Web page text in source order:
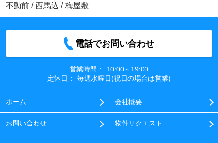
不動前 / 西馬込 / 梅屋敷
電話でお問い合わせ
営業時間：
10:00～19:00
定休日：
毎週水曜日(祝日の場合は営業)
ホーム 会社概要
お問い合わせ 物件リクエスト